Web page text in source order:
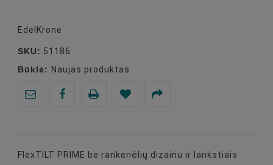
EdelKrone
SKU: 51186
Būklė: Naujas produktas
FlexTILT PRIME be rankenėlių dizainu ir lankstiais